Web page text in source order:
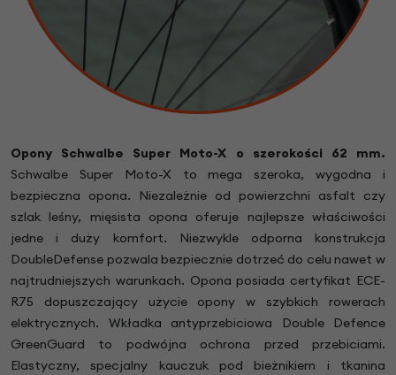
Opony Schwalbe Super Moto-X o szerokości 62 mm.
Schwalbe Super Moto-X to mega szeroka, wygodna i
bezpieczna opona. Niezależnie od powierzchni asfalt czy
szlak leśny, mięsista opona oferuje najlepsze właściwości
jedne i duży komfort. Niezwykle odporna konstrukcja
DoubleDefense pozwala bezpiecznie dotrzeć do celu nawet w
najtrudniejszych warunkach. Opona posiada certyfikat ECE-
R75 dopuszczający użycie opony w szybkich rowerach
elektrycznych. Wkładka antyprzebiciowa Double Defence
GreenGuard to podwójna ochrona przed przebiciami.
Elastyczny, specjalny kauczuk pod bieżnikiem i tkanina